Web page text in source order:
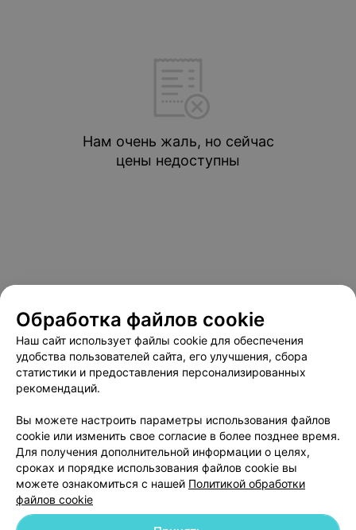
Нам очень жаль, но сейчас
цены недоступны
Медицинский маркетинг
Публичный договор
Пользовательское соглашение
Способы оплаты
Вакансии
Партнеры
Написать руководителю 103.by
Написать в поддержку
Обработка файлов cookie
Наш сайт использует файлы cookie для обеспечения
удобства пользователей сайта, его улучшения, сбора
статистики и предоставления персонализированных
рекомендаций.
Вы можете настроить параметры использования файлов
cookie или изменить свое согласие в более позднее время.
Для получения дополнительной информации о целях,
сроках и порядке использования файлов cookie вы
можете ознакомиться с нашей Политикой обработки
файлов cookie